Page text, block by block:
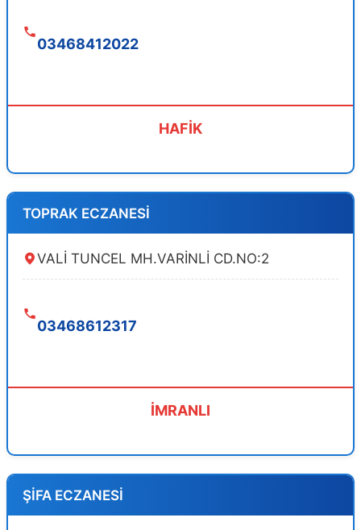
03468412022
HAFİK
TOPRAK ECZANESİ
VALİ TUNCEL MH.VARİNLİ CD.NO:2
03468612317
İMRANLI
ŞİFA ECZANESİ